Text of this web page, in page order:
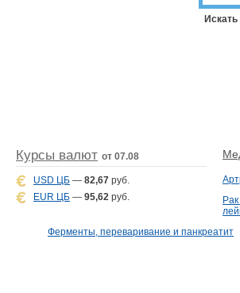
Искать
Курсы валют от 07.08
USD ЦБ — 82,67 руб.
EUR ЦБ — 95,62 руб.
Ферменты, переваривание и панкреатит